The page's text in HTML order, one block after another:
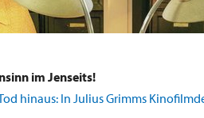
im Jenseits!
hinaus: In Julius Grimms